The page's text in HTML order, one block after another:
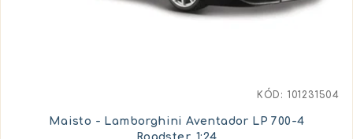
Maisto - Lamborghini Aventador LP 700-4
KÓD: 101231504